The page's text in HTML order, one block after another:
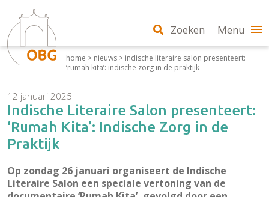
home > nieuws > indische literaire salon presenteert:
‘rumah kita’: indische zorg in de praktijk
12 januari 2025
Indische Literaire Salon presenteert:
‘Rumah Kita’: Indische Zorg in de
Praktijk
Op zondag 26 januari organiseert de Indische
Literaire Salon een speciale vertoning van de
Zoeken Menu